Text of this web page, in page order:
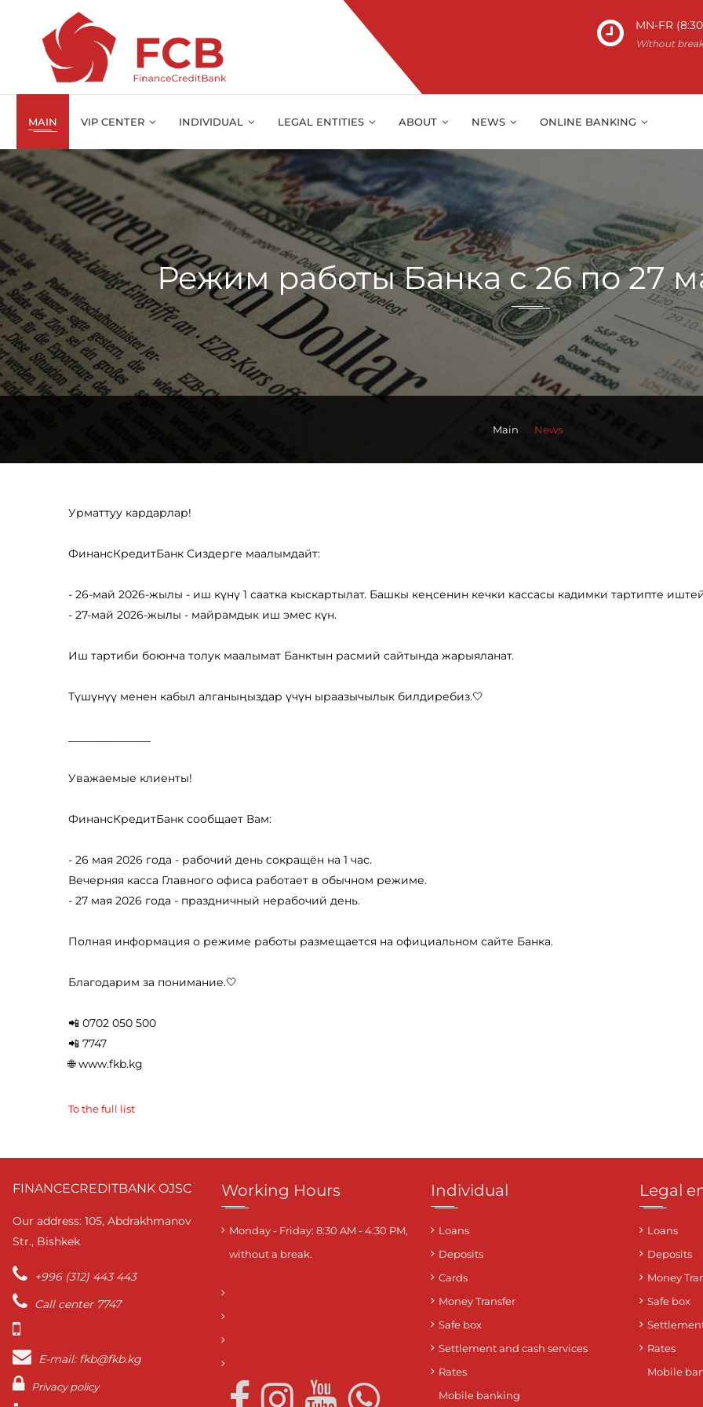
MN-FR
Without
MAIN VIP CENTER INDIVIDUAL LEGAL ENTITIES ABOUT NEWS ONLINE BANKING
Режим работы Банка с 26 по 27
Main News
Урматтуу кардарлар!
ФинансКредитБанк Сиздерге маалымдайт:
- 26-май 2026-жылы - иш күнү 1 саатка кыскартылат. Башкы кеңсенин кечки кассасы кадимки тартипте
- 27-май 2026-жылы - майрамдык иш эмес күн.
Иш тартиби боюнча толук маалымат Банктын расмий сайтында жарыяланат.
Түшүнүү менен кабыл алганыңыздар үчүн ыраазычылык билдиребиз.🤍
Уважаемые клиенты!
ФинансКредитБанк сообщает Вам:
- 26 мая 2026 года - рабочий день сокращён на 1 час.
Вечерняя касса Главного офиса работает в обычном режиме.
- 27 мая 2026 года - праздничный нерабочий день.
Полная информация о режиме работы размещается на официальном сайте Банка.
Благодарим за понимание.🤍
📲 0702 050 500
📲 7747
🌐 www.fkb.kg
To the full list
FINANCECREDITBANK OJSC
Our address: 105, Abdrakhmanov
Str., Bishkek
+996 (312) 443 443
Call center 7747
E-mail: fkb@fkb.kg
Privacy policy
Working Hours
Monday - Friday: 8:30 AM - 4:30 PM,
without a break.
Individual
Loans
Deposits
Cards
Money Transfer
Safe box
Settlement and cash services
Rates
Mobile banking
Legal
Loans
Deposits
Money
Safe box
Rates
Mobile